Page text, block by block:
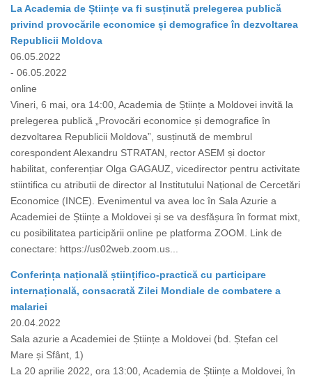
La Academia de Științe va fi susținută prelegerea publică
privind provocările economice și demografice în dezvoltarea
Republicii Moldova
06.05.2022
- 06.05.2022
online
Vineri, 6 mai, ora 14:00, Academia de Științe a Moldovei invită la
prelegerea publică „Provocări economice și demografice în
dezvoltarea Republicii Moldova”, susținută de membrul
corespondent Alexandru STRATAN, rector ASEM și doctor
habilitat, conferențiar Olga GAGAUZ, vicedirector pentru activitate
stiintifica cu atributii de director al Institutului Național de Cercetări
Economice (INCE). Evenimentul va avea loc în Sala Azurie a
Academiei de Științe a Moldovei și se va desfășura în format mixt,
cu posibilitatea participării online pe platforma ZOOM. Link de
conectare: https://us02web.zoom.us...
Conferința națională științifico-practică cu participare
internațională, consacrată Zilei Mondiale de combatere a
malariei
20.04.2022
Sala azurie a Academiei de Științe a Moldovei (bd. Ștefan cel
Mare și Sfânt, 1)
La 20 aprilie 2022, ora 13:00, Academia de Științe a Moldovei, în